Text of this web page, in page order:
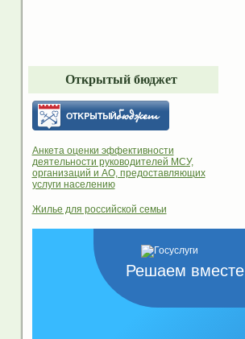
Открытый бюджет
Анкета оценки эффективности
деятельности руководителей МСУ,
организаций и АО, предоставляющих
услуги населению
Жилье для российской семьи
Решаем вместе